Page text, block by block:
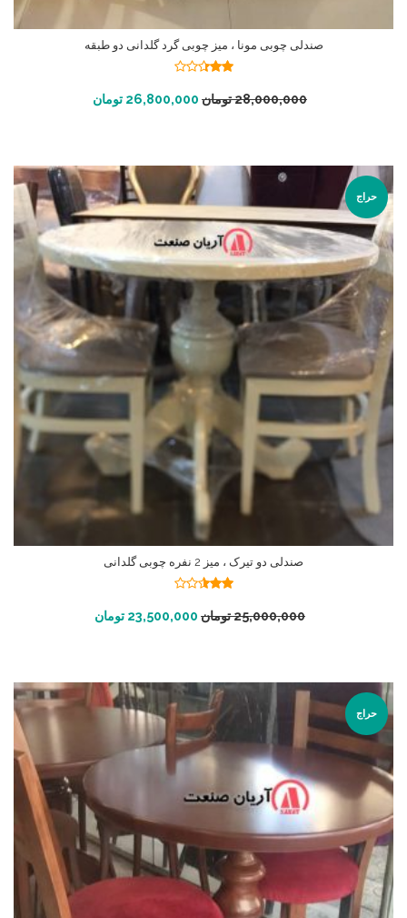
صندلی چوبی مونا ، میز چوبی گرد گلدانی دو طبقه
از 5 28,000,000تومان 26,800,000 تومان افزودن به سبد خرید
حراج
صندلی دو تیرک ، میز 2 نفره چوبی گلدانی
از 5 25,000,000تومان 23,500,000 تومان افزودن به سبد خرید
حراج